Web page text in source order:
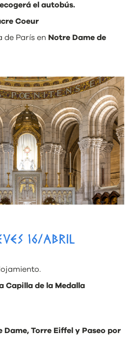
el autobús.
Coeur
de París en Notre Dame de
16/ABRIL
Capilla de la Medalla
Dame, Torre Eiffel y Paseo por